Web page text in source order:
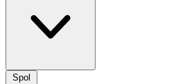
Spol